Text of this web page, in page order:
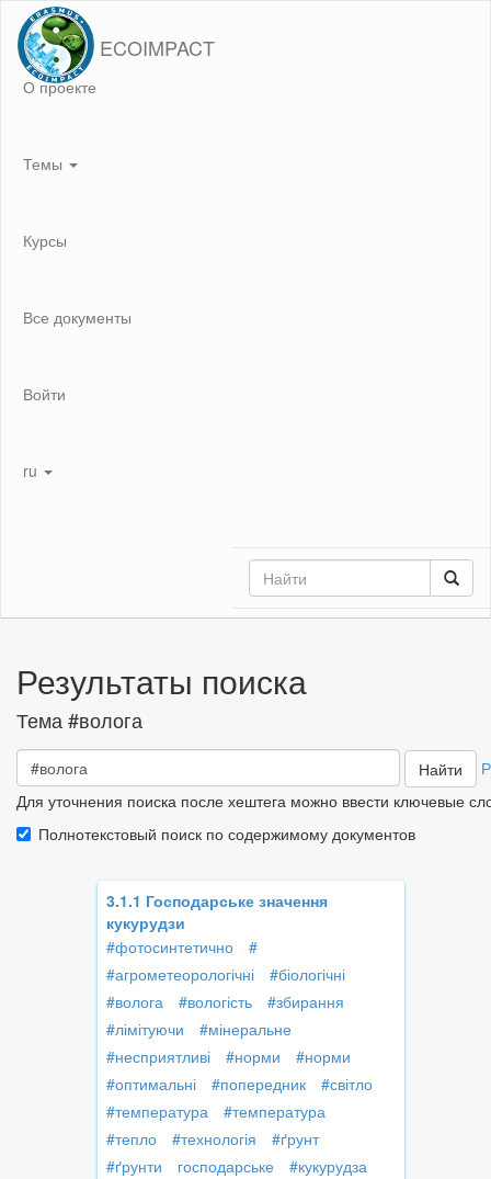
ECOIMPACT
О проекте
Темы
Курсы
Все документы
Войти
ru
Результаты поиска
Тема #волога
Найти
Для уточнения поиска после хештега можно ввести ключевые
Полнотекстовый поиск по содержимому документов
3.1.1 Господарське значення
кукурудзи
#фотосинтетично
#
#агрометеорологічні
#біологічні
#волога
#вологість
#збирання
#лімітуючи
#мінеральне
#несприятливі
#норми
#норми
#оптимальні
#попередник
#світло
#температура
#температура
#тепло
#технологія
#ґрунт
#ґрунти
господарське
#кукурудза